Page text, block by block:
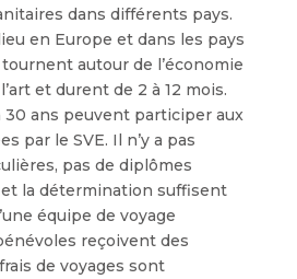
dans différents pays.
en Europe et dans les pays
autour de l’économie
et durent de 2 à 12 mois.
30 ans peuvent participer aux
par le SVE. Il n’y a pas
pas de diplômes
la détermination suffisent
équipe de voyage
reçoivent des
de voyages sont